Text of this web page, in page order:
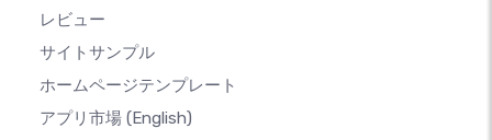
レビュー
サイトサンプル
ホームページテンプレート
アプリ市場 (English)